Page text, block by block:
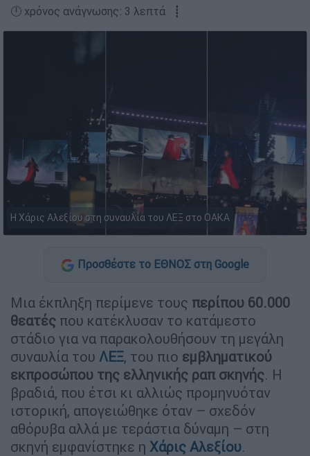
🕛 χρόνος ανάγνωσης: 3 λεπτά ┋
Η Χάρις Αλεξίου στη συναυλία του ΛΕΞ στο OAKA
Προσθέστε το ΕΘΝΟΣ στη Google
Μια έκπληξη περίμενε τους περίπου 60.000
θεατές που κατέκλυσαν το κατάμεστο
στάδιο για να παρακολουθήσουν τη μεγάλη
συναυλία του ΛΕΞ, του πιο εμβληματικού
εκπροσώπου της ελληνικής ραπ σκηνής. Η
βραδιά, που έτσι κι αλλιώς προμηνυόταν
ιστορική, απογειώθηκε όταν – σχεδόν
αθόρυβα αλλά με τεράστια δύναμη – στη
σκηνή εμφανίστηκε η Χάρις Αλεξίου.